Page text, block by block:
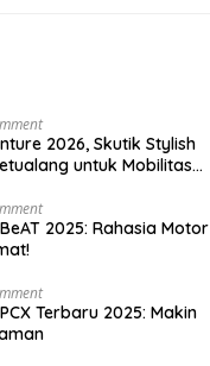
2026, Skutik Stylish
untuk Mobilitas
2025: Rahasia Motor
Terbaru 2025: Makin